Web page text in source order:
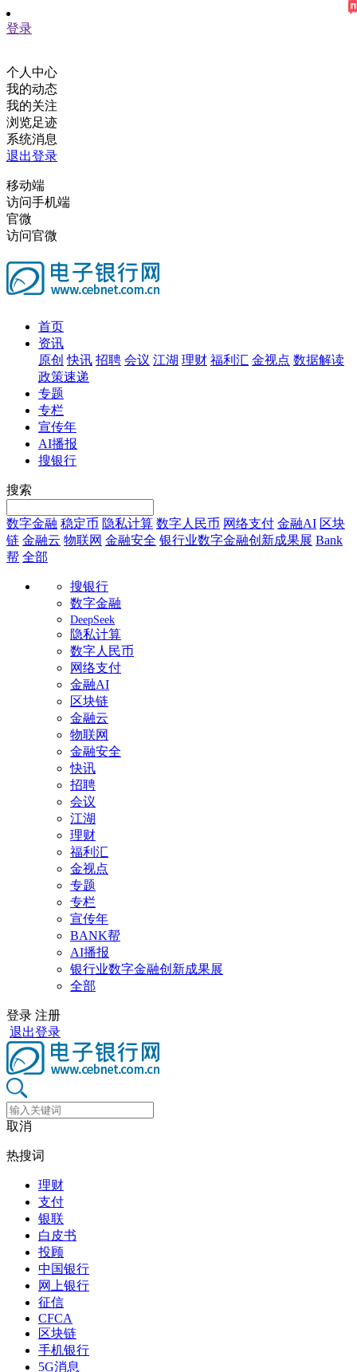
登录
个人中心
我的动态
我的关注
浏览足迹
系统消息
退出登录
移动端
访问手机端
官微
访问官微
首页
资讯
原创 快讯 招聘 会议 江湖 理财 福利汇 金视点 数据解读
政策速递
专题
专栏
宣传年
AI播报
搜银行
搜索
数字金融 稳定币 隐私计算 数字人民币 网络支付 金融AI 区块
链 金融云 物联网 金融安全 银行业数字金融创新成果展 Bank
帮 全部
搜银行
数字金融
DeepSeek
隐私计算
数字人民币
网络支付
金融AI
区块链
金融云
物联网
金融安全
快讯
招聘
会议
江湖
理财
福利汇
金视点
专题
专栏
宣传年
BANK帮
AI播报
银行业数字金融创新成果展
全部
登录 注册
退出登录
取消
热搜词
理财
支付
银联
白皮书
投顾
中国银行
网上银行
征信
CFCA
区块链
手机银行
5G消息